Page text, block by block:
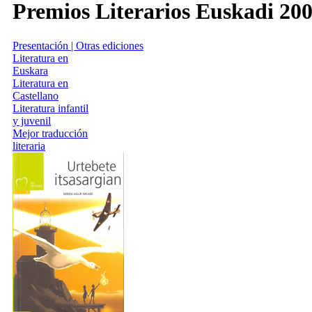
Premios Literarios Euskadi
Presentación | Otras ediciones
Literatura en
Euskara
Literatura en
Castellano
Literatura infantil
y juvenil
Mejor traducción
literaria